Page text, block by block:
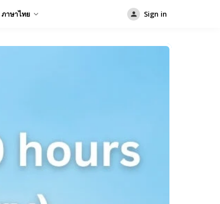
ภาษาไทย Sign in